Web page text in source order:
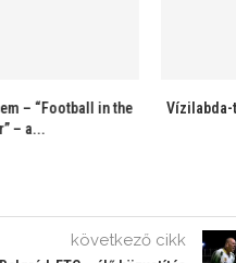
Vízilabda-történelem – Három volt
válogatott játékos csaknem
következő cikk